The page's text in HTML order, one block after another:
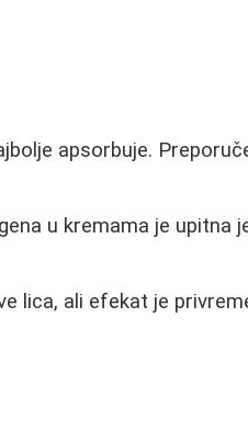
apsorbuje.
u kremama je upitna
lica, ali efekat je